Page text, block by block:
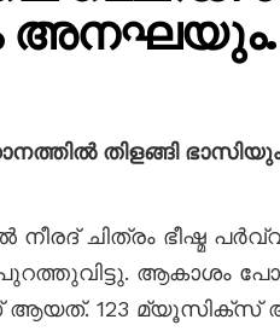
ഗാനത്തിൽ തിളങ്ങി
ചിത്രം ഭീഷ്മ
ആകാശം
ആയത്. 123 മ്യൂസിക്‌സ്